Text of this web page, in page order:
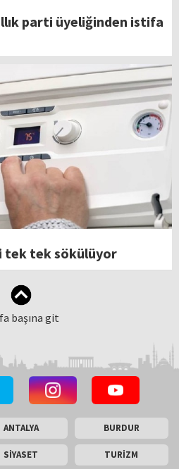
parti üyeliğinden istifa
tek tek sökülüyor
başına git
ANTALYA BURDUR
SİYASET TURİZM